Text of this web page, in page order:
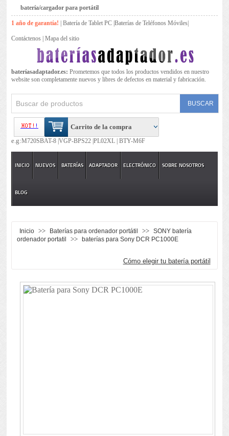
batería/cargador para portátil
1 año de garantía! |Batería de Tablet PC |Baterías de Teléfonos Móviles
Contáctenos |Mapa del sitio
bateríasadaptador.es: Prometemos que todos los productos vendidos en nuestro
website son completamente nuevos y libres de defectos en material y fabricación.
Carrito de la compra
e.g:M720SBAT-8 |VGP-BPS22 |PL02XL | BTY-M6F
INICIO NUEVOS BATERÍAS ADAPTADOR ELECTRÓNICO SOBRE NOSOTROS
BLOG
Inicio >> Baterías para ordenador portátil >>
SONY batería
ordenador portatil
>> baterías para Sony DCR PC1000E
Cómo elegir tu batería portátil